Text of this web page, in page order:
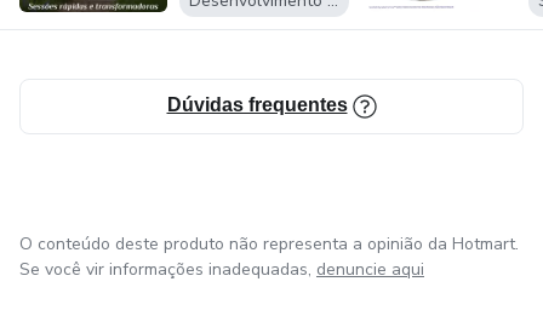
que impulsiona seu trabalho e a torna uma figura
Dúvidas frequentes
O conteúdo deste produto não representa a opinião da Hotmart.
Se você vir informações inadequadas, denuncie aqui